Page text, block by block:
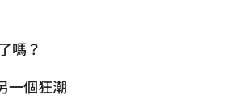
嗎？
一個狂潮